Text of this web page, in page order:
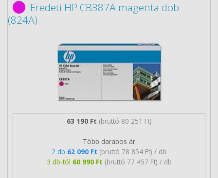
Eredeti HP CB387A magenta dob
(824A)
63 190 Ft (bruttó 80 251 Ft)
Több darabos ár
2 db 62 090 Ft (bruttó 78 854 Ft) / db
3 db-tól 60 990 Ft (bruttó 77 457 Ft) / db